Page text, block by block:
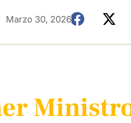
Marzo 30, 2026